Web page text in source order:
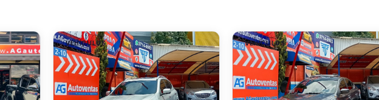
VEHÍCULOS VEHÍCULOS